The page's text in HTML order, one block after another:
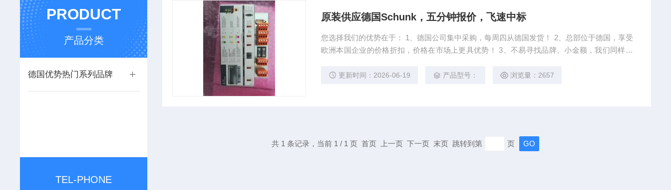
PRODUCT
产品分类
德国优势热门系列品牌
TEL-PHONE
原装供应德国Schunk，五分钟报价，飞速中标
您选择我们的优势在于： 1、德国公司集中采购，每周四从德国发货！ 2、总部位于德国，享受
欧洲本国企业的价格折扣，价格在市场上更具优势！ 3、不易寻找品牌、小金额，我们同样为
并采购！更新时间：2026-06-19 产品型号： 浏览量：2657
共 1 条记录，当前 1 / 1 页 首页 上一页 下一页 末页 跳转到第 页